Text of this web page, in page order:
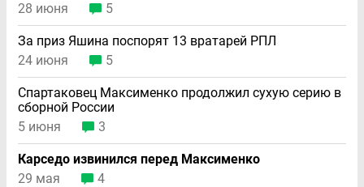
28 июня
5
За приз Яшина поспорят 13 вратарей РПЛ
24 июня
5
Спартаковец Максименко продолжил сухую серию в
сборной России
5 июня
3
Карседо извинился перед Максименко
29 мая
4